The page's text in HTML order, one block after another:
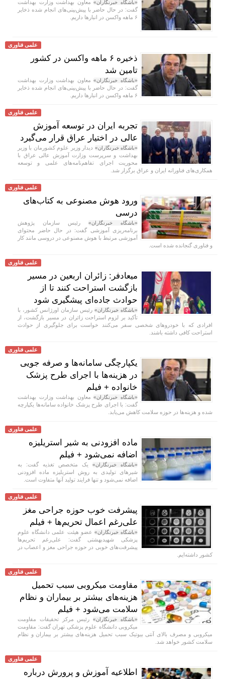
«باشگاه خبرنگاران»معاون بهداشت وزارت بهداشت
گفت: در حال حاضر با پیش‌بینی‌های انجام شده ذخایر
۶ ماهه واکسن در انبار‌ها داریم.
علمی فناوری
ذخیره ۶ ماهه واکسن در کشور
تامین شد
«باشگاه خبرنگاران»معاون بهداشت وزارت بهداشت
گفت: در حال حاضر با پیش‌بینی‌های انجام شده ذخایر
۶ ماهه واکسن در انبار‌ها داریم.
علمی فناوری
تجربه ایران در توسعه آموزش
عالی در اختیار عراق قرار می‌گیرد
«باشگاه خبرنگاران» دیدار وزیر علوم کشورمان با وزیر
بهداشت و سرپرست وزارت آموزش عالی عراق با
محوریت اجرای تفاهم‌نامه‌های علمی و توسعه
همکاری‌های فناورانه ایران و عراق برگزار شد.
علمی فناوری
ورود هوش مصنوعی به کتاب‌های
درسی
«باشگاه خبرنگاران» رئیس سازمان پژوهش
برنامه‌ریزی آموزشی گفت: در حال حاضر محتوای
آموزشی مرتبط با هوش مصنوعی در دروسی مانند کار
و فناوری گنجانده شده است.
علمی فناوری
میعادفر: زائران اربعین در مسیر
بازگشت استراحت کنند تا از
حوادث جاده‌ای پیشگیری شود
«باشگاه خبرنگاران» رئیس سازمان اورژانس کشور، با
تأکید بر لزوم استراحت زائران در مسیر بازگشت، از
افرادی که با خودروهای شخصی سفر می‌کنند خواست برای جلوگیری از حوادث
استراحت کافی داشته باشند.
علمی فناوری
یکپارچگی سامانه‌ها و صرفه جویی
در هزینه‌ها با اجرای طرح پزشک
خانواده + فیلم
«باشگاه خبرنگاران»معاون بهداشت وزارت بهداشت
گفت: با اجرای طرح پزشک خانواده سامانه‌ها یکپارچه
شده و هزینه‌ها در حوزه سلامت کاهش می‌یابد.
علمی فناوری
ماده افزودنی به شیر استریلیزه
اضافه نمی‌شود + فیلم
«باشگاه خبرنگاران» یک متخصص تغذیه گفت: به
شیر‌های تولیدی به روش استریلیزه ماده افزودنی
اضافه نمی‌شود و تنها فرایند تولید آنها متفاوت است.
علمی فناوری
پیشرفت خوب حوزه جراحی مغز
علی‌رغم اعمال تحریم‌ها + فیلم
«باشگاه خبرنگاران» عضو هیئت علمی دانشگاه علوم
پزشکی شهیدبهشتی گفت: علی‌رغم تحریم‌ها
پیشرفت‌های خوبی در حوزه جراحی مغز و اعصاب در
کشور داشته‌ایم.
علمی فناوری
مقاومت میکروبی سبب تحمیل
هزینه‌های بیشتر بر بیماران و نظام
سلامت می‌شود + فیلم
«باشگاه خبرنگاران»رئیس مرکز تحقیقات مقاومت
میکروبی دانشگاه علوم پزشکی تهران گفت: مقاومت
میکروبی و مصرف بالای آنتی بیوتیک سبب تحمیل هزینه‌های بیشتر بر بیماران و نظام
سلامت کشور خواهد شد.
علمی فناوری
اطلاعیه آموزش و پرورش درباره